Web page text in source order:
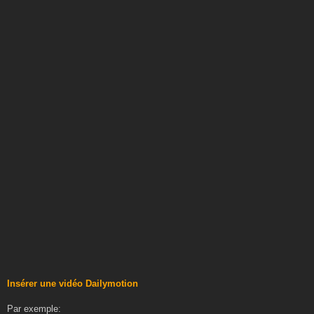
Insérer une vidéo Dailymotion
Par exemple: